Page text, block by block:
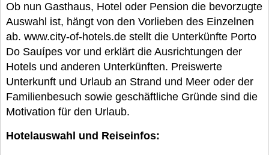
Ob nun Gasthaus, Hotel oder Pension die bevorzugte
Auswahl ist, hängt von den Vorlieben des Einzelnen
ab. www.city-of-hotels.de stellt die Unterkünfte Porto
Do Sauípes vor und erklärt die Ausrichtungen der
Hotels und anderen Unterkünften. Preiswerte
Unterkunft und Urlaub an Strand und Meer oder der
Familienbesuch sowie geschäftliche Gründe sind die
Motivation für den Urlaub.
Hotelauswahl und Reiseinfos: